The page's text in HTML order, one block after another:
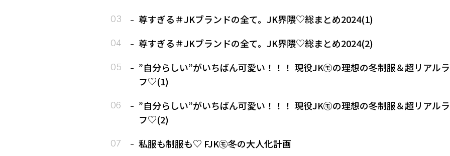
尊すぎる＃JKブランドの全て。JK界隈♡総まとめ2024(1)
尊すぎる＃JKブランドの全て。JK界隈♡総まとめ2024(2)
”自分らしい”がいちばん可愛い！！！ 現役JK㋲の理想の冬制服＆超リアル
フ♡(1)
”自分らしい”がいちばん可愛い！！！ 現役JK㋲の理想の冬制服＆超リアル
フ♡(2)
私服も制服も♡ FJK㋲冬の大人化計画